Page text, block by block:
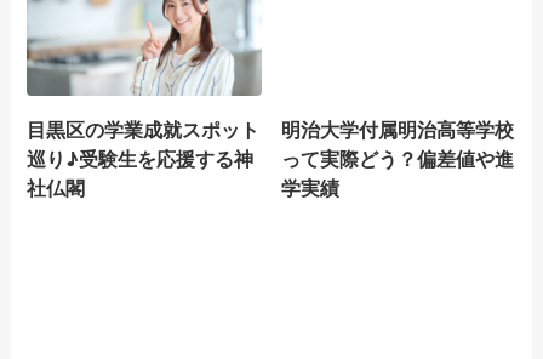
目黒区の学業成就スポット
巡り♪受験生を応援する神
社仏閣
明治大学付属明治高等学校
って実際どう？偏差値や進
学実績